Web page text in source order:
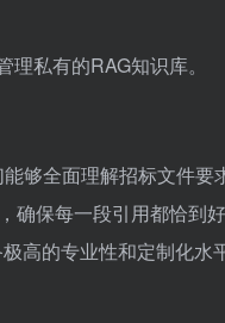
私有的RAG知识库。
够全面理解招标文件
保每一段引用都恰到
高的专业性和定制化水平